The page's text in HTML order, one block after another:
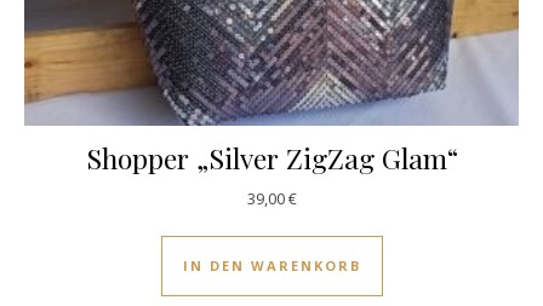
Shopper „Silver ZigZag Glam“
39,00€
IN DEN WARENKORB